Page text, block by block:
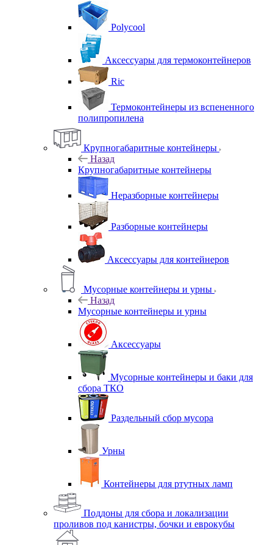
Polycool
Аксессуары для термоконтейнеров
Ric
Термоконтейнеры из вспененного
полипропилена
Крупногабаритные контейнеры
Назад
Крупногабаритные контейнеры
Неразборные контейнеры
Разборные контейнеры
Аксессуары для контейнеров
Мусорные контейнеры и урны
Назад
Мусорные контейнеры и урны
Аксессуары
Мусорные контейнеры и баки для
сбора ТКО
Раздельный сбор мусора
Урны
Контейнеры для ртутных ламп
Поддоны для сбора и локализации
проливов под канистры, бочки и еврокубы